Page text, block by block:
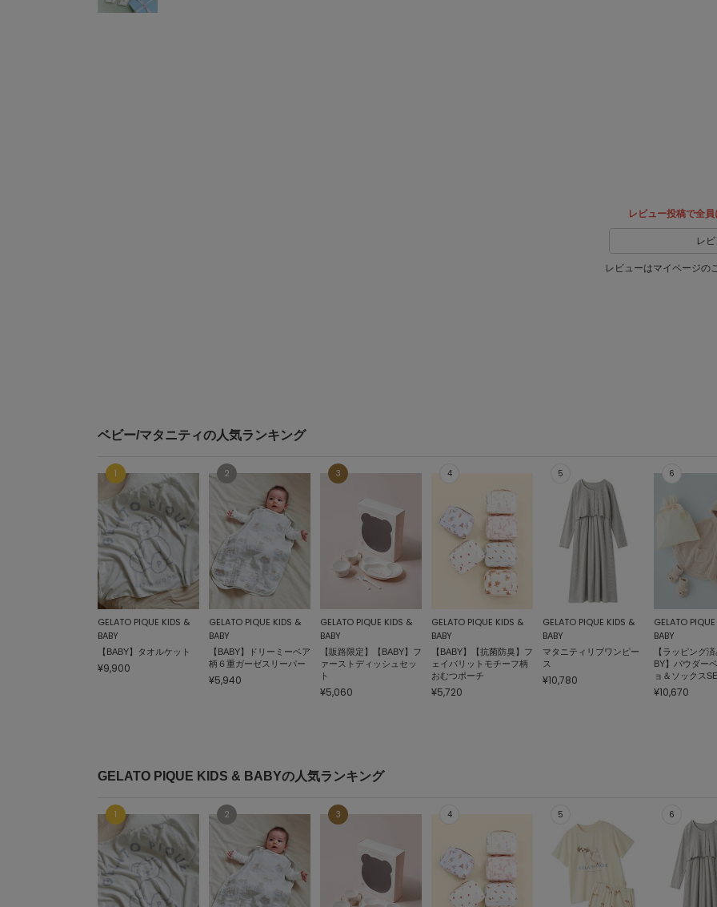
レビュー投稿で全
レ
レビューはマイページの
ベビー/マタニティの人気ランキング
GELATO PIQUE KIDS &
BABY
【BABY】タオルケット
¥9,900
GELATO PIQUE KIDS &
BABY
【BABY】ドリーミーベア
柄６重ガーゼスリーパー
¥5,940
GELATO PIQUE KIDS &
BABY
【販路限定】【BABY】フ
ァーストディッシュセッ
ト
¥5,060
GELATO PIQUE KIDS &
BABY
【BABY】【抗菌防臭】フ
ェイバリットモチーフ柄
おむつポーチ
¥5,720
GELATO PIQUE KIDS &
BABY
マタニティリブワンピー
ス
¥10,780
GELATO
BABY
【ラッピング
BY】パウダー
ョ＆ソックス
¥10,670
GELATO PIQUE KIDS & BABYの人気ランキング